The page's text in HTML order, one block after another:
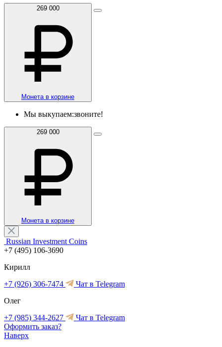
269 000
Монета в корзине
Мы выкупаем:звоните!
269 000
Монета в корзине
Russian Investment Coins
+7 (495) 106-3690
Кирилл
+7 (926) 306-7474
Чат в Telegram
Олег
+7 (985) 344-2627
Чат в Telegram
Оформить заказ?
Наверх